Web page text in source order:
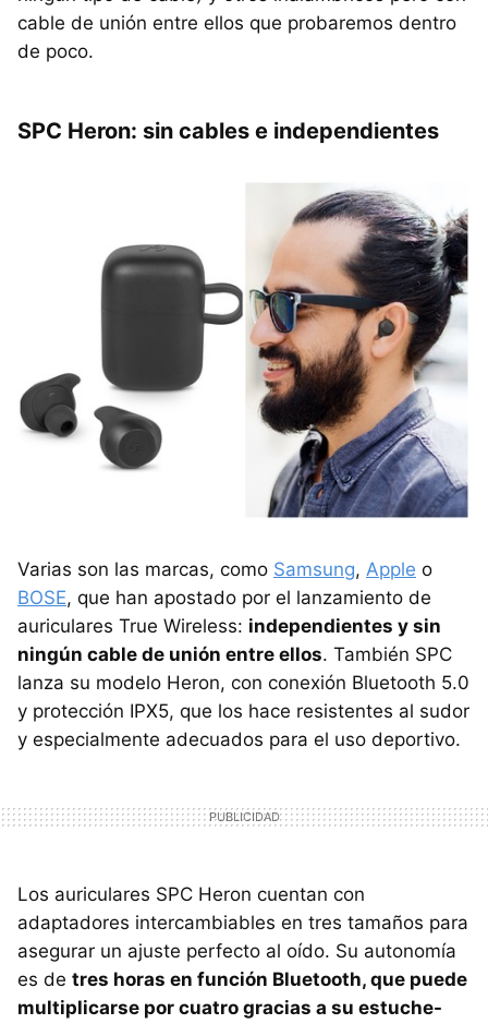
cable de unión entre ellos que probaremos dentro
de poco.
SPC Heron: sin cables e independientes
Varias son las marcas, como Samsung, Apple o
BOSE, que han apostado por el lanzamiento de
auriculares True Wireless: independientes y sin
ningún cable de unión entre ellos. También SPC
lanza su modelo Heron, con conexión Bluetooth 5.0
y protección IPX5, que los hace resistentes al sudor
y especialmente adecuados para el uso deportivo.
Los auriculares SPC Heron cuentan con
adaptadores intercambiables en tres tamaños para
asegurar un ajuste perfecto al oído. Su autonomía
es de tres horas en función Bluetooth, que puede
multiplicarse por cuatro gracias a su estuche-